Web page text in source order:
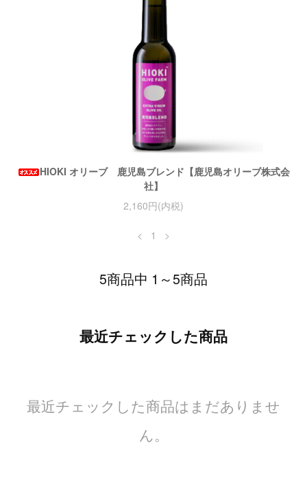
HIOKI オリーブ 鹿児島ブレンド【鹿児島オリーブ株式会
社】
2,160円(内税)
< 1 >
5商品中 1～5商品
最近チェックした商品
最近チェックした商品はまだありませ
ん。